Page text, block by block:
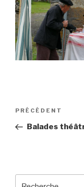
Navigation
l’article
Article
précédent
PRÉCÉDENT
Balades